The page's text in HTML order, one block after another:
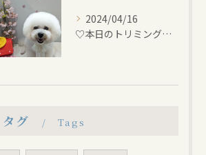
2024/04/16
♡本日のトリミング♡⁠~岡崎トリミングサロン~
タグ Tags